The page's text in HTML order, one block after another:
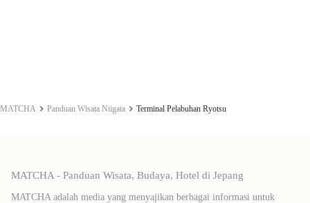
MATCHA Panduan Wisata Niigata Terminal Pelabuhan Ryotsu
MATCHA - Panduan Wisata, Budaya, Hotel di Jepang
MATCHA adalah media yang menyajikan berbagai informasi untuk